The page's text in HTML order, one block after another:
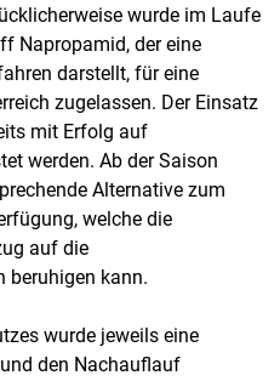
wurde im Laufe
Napropamid, der eine
darstellt, für eine
zugelassen. Der Einsatz
mit Erfolg auf
werden. Ab der Saison
Alternative zum
welche die
auf die
beruhigen kann.
wurde jeweils eine
den Nachauflauf